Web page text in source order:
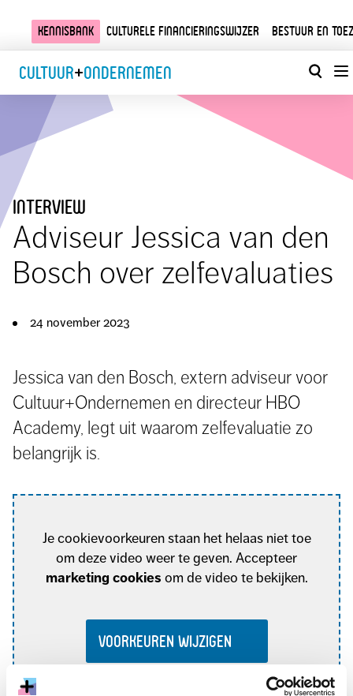
Kennisbank Culturele financieringswijzer Bestuur en
Cultuur+Ondernemen
interview
Adviseur Jessica van den
Bosch over zelfevaluaties
24 november 2023
Jessica van den Bosch, extern adviseur voor
Cultuur+Ondernemen en directeur HBO
Academy, legt uit waarom zelfevaluatie zo
belangrijk is.
Je cookievoorkeuren staan het helaas niet toe
om deze video weer te geven. Accepteer
marketing cookies om de video te bekijken.
VOORKEUREN WIJZIGEN